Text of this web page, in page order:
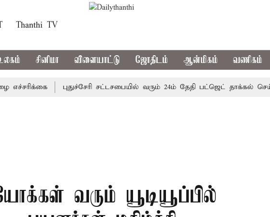
Thanthi TV
சினிமா விளையாட்டு ஜோதிடம் ஆன்மிகம் வணிகம்
புதுச்சேரி சட்டசபையில் வரும் 24ம் தேதி பட்ஜெட் தாக்கல்
வரும் யூடியூப்பில்